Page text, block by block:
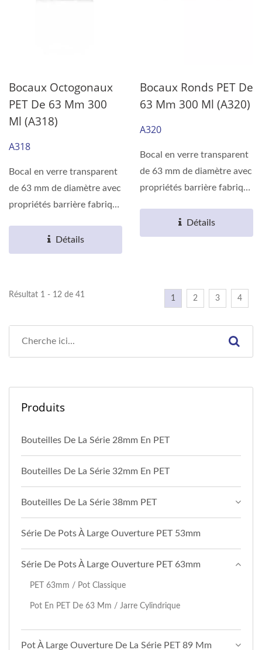
Bocaux Octogonaux
PET De 63 Mm 300
Ml (A318)
A318
Bocal en verre transparent
de 63 mm de diamètre avec
propriétés barrière fabriqué
Détails
Bocaux Ronds PET De
63 Mm 300 Ml (A320)
A320
Bocal en verre transparent
de 63 mm de diamètre avec
propriétés barrière fabriqué
Détails
Résultat 1 - 12 de 41 1 2 3 4
Produits
Bouteilles De La Série 28mm En PET
Bouteilles De La Série 32mm En PET
Bouteilles De La Série 38mm PET
Série De Pots À Large Ouverture PET 53mm
Série De Pots À Large Ouverture PET 63mm
PET 63mm / Pot Classique
Pot En PET De 63 Mm / Jarre Cylindrique
Pot À Large Ouverture De La Série PET 89 Mm